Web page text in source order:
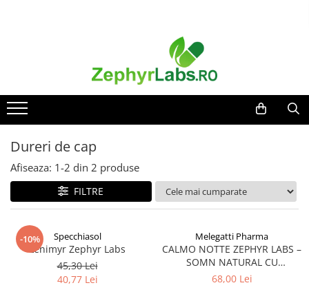
Alimentatie sanatoasa
Alimente
Dieta
Ceaiuri
Altele-Alimentatie sanatoasa
Mama si copil
Ingrijire și cosmetice
Scutece si servetele
Cosmetice copii
Protectie anti-insecte
Hrana pentru bebelusi
Dureri de cap
Afiseaza: 1-2 din 2 produse
FILTRE
-10% Specchiasol
Lenimyr Zephyr Labs
45,30 Lei
40,77 Lei
Melegatti Pharma
CALMO NOTTE ZEPHYR LABS –
SOMN NATURAL CU
MELATONINA SI PLANTE
68,00 Lei